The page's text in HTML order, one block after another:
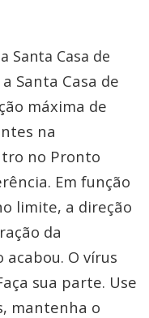
Santa Casa de
Santa Casa de
máxima de
na
no Pronto
Em função
limite, a direção
da
acabou. O vírus
sua parte. Use
mantenha o